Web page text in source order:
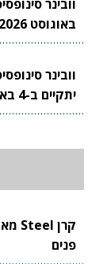
באוגוסט 2026
יתקיים ב-4 באוגוסט 2026
פנים